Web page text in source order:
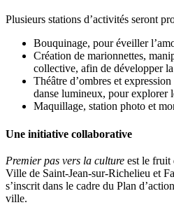
Plusieurs stations d’activités seront
Bouquinage, pour éveiller
Création de marionnettes,
collective, afin de développer
Théâtre d’ombres et
danse lumineux, pour explorer
Maquillage, station photo et
Une initiative collaborative
Premier pas vers la culture est le fruit
Ville de Saint-Jean-sur-Richelieu et
s’inscrit dans le cadre du Plan
ville.